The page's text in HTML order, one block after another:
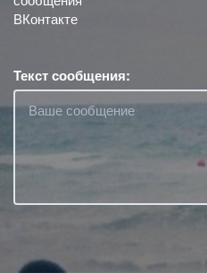
Текст сообщения: